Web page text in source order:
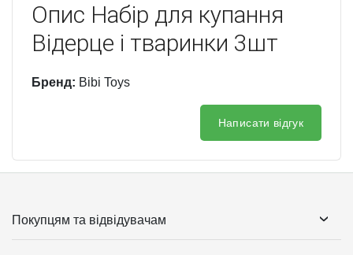
Опис Набір для купання
Відерце і тваринки 3шт
Бренд: Bibi Toys
Написати відгук
Покупцям та відвідувачам